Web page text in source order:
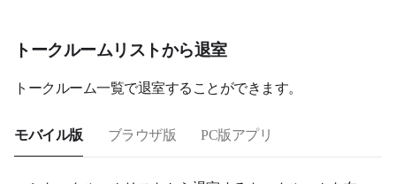
トークルームリストから退室
トークルーム一覧で退室することができます。
モバイル版 ブラウザ版 PC版アプリ